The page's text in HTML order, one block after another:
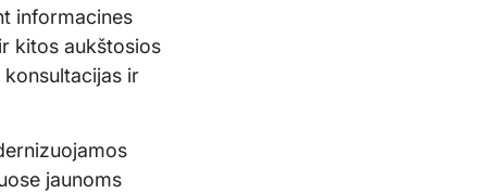
informacines
kitos aukštosios
ir
jaunoms